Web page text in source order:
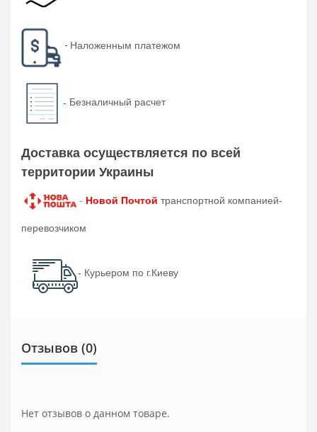
- Наложенным платежом
- Безналичный расчет
Доставка осуществляется по всей
территории Украины
- Новой Почтой транспортной компанией-
перевозчиком
- Курьером по г.Киеву
Отзывов (0)
Нет отзывов о данном товаре.